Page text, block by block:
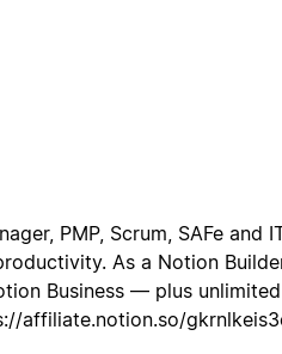
PMP, Scrum, SAFe and
As a Notion
Business — plus
affiliate.notion.so/